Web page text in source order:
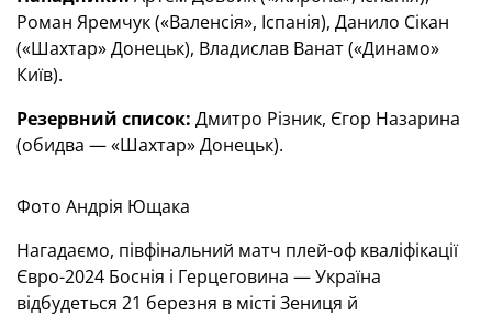
Роман Яремчук («Валенсія», Іспанія), Данило Сікан
(«Шахтар» Донецьк), Владислав Ванат («Динамо»
Київ).
Резервний список: Дмитро Різник, Єгор Назарина
(обидва — «Шахтар» Донецьк).
Фото Андрія Ющака
Нагадаємо, півфінальний матч плей-оф кваліфікації
Євро-2024 Боснія і Герцеговина — Україна
відбудеться 21 березня в місті Зениця й